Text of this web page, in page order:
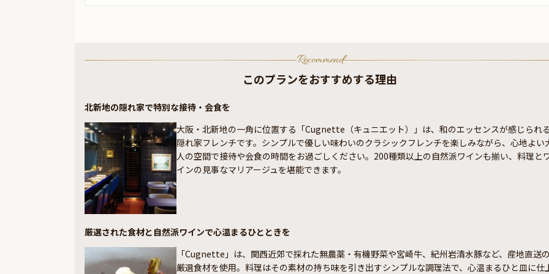
Recommend
このプランをおすすめする理由
北新地の隠れ家で特別な接待・会食を
大阪・北新地の一角に位置する「Cugnette（キュニエット）」は、和のエッセンスが感じられる
隠れ家フレンチです。シンプルで優しい味わいのクラシックフレンチを楽しみながら、心地よい
人の空間で接待や会食の時間をお過ごしください。200種類以上の自然派ワインも揃い、料理と
インの見事なマリアージュを堪能できます。
厳選された食材と自然派ワインで心温まるひとときを
「Cugnette」は、関西近郊で採れた無農薬・有機野菜や宮崎牛、紀州岩清水豚など、産地直送の
厳選食材を使用。料理はその素材の持ち味を引き出すシンプルな調理法で、心温まるひと皿に仕